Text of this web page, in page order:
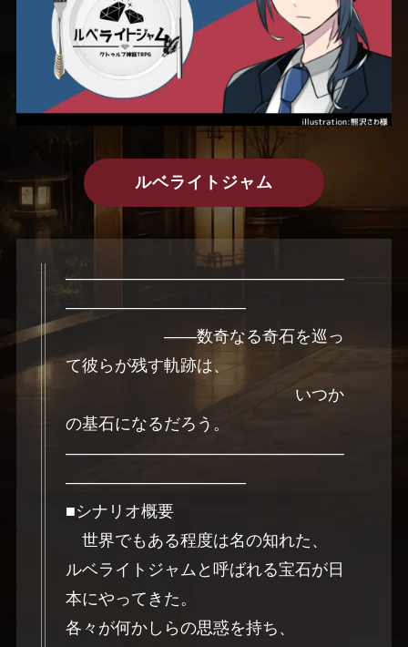
ルベライトジャム
―――――――――――――――――
―――――――――――
――数奇なる奇石を巡っ
て彼らが残す軌跡は、
いつか
の基石になるだろう。
―――――――――――――――――
―――――――――――
■シナリオ概要
世界でもある程度は名の知れた、
ルベライトジャムと呼ばれる宝石が日
本にやってきた。
各々が何かしらの思惑を持ち、